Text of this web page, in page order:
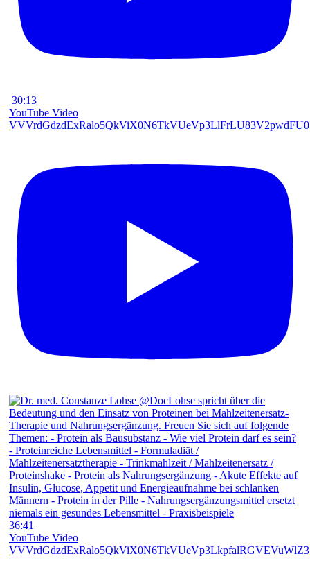
30:13
YouTube Video
VVVrdGdzdExRalo5QkViX0N6TkVUeVp3LlFrLU83V2pwdFU0
36:41
YouTube Video
VVVrdGdzdExRalo5QkViX0N6TkVUeVp3LkpfalRGVEVuWlZ3